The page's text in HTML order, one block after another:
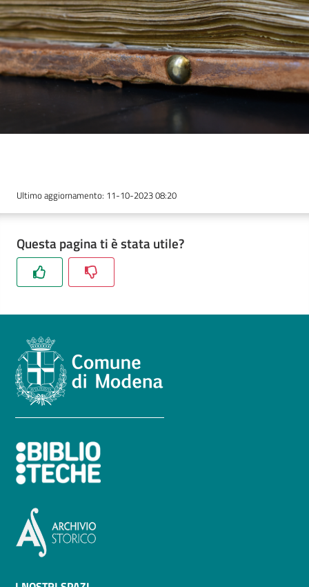
Novità
e
consigli
FAQ
Contatti
Seguici
Ultimo aggiornamento: 11-10-2023 08:20
Questa pagina ti è stata utile?